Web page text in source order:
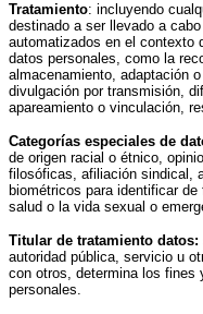
Tratamiento: incluyendo
destinado a ser llevado a
automatizados en el contexto
datos personales, como la
almacenamiento, adaptación
divulgación por transmisión,
apareamiento o vinculación,
Categorías especiales de
de origen racial o étnico,
filosóficas, afiliación sindical,
biométricos para identificar
salud o la vida sexual o
Titular de tratamiento datos:
autoridad pública, servicio u
con otros, determina los fines
personales.